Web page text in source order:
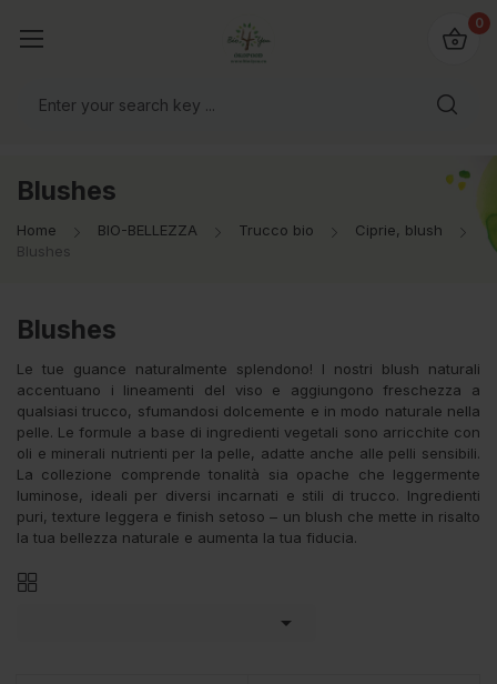
mondo!
0
Blushes
Home BIO-BELLEZZA Trucco bio
Ciprie, blush
Blushes
Blushes
Le tue guance naturalmente splendono! I nostri blush naturali
accentuano i lineamenti del viso e aggiungono freschezza a
qualsiasi trucco, sfumandosi dolcemente e in modo naturale nella
pelle. Le formule a base di ingredienti vegetali sono arricchite con
oli e minerali nutrienti per la pelle, adatte anche alle pelli sensibili.
La collezione comprende tonalità sia opache che leggermente
luminose, ideali per diversi incarnati e stili di trucco. Ingredienti
puri, texture leggera e finish setoso – un blush che mette in risalto
la tua bellezza naturale e aumenta la tua fiducia.
